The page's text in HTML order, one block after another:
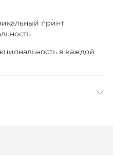
принт
в каждой